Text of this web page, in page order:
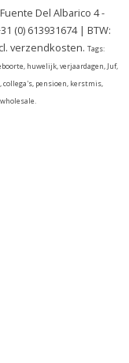
Del Albarico 4 -
(0) 613931674 | BTW:
verzendkosten. Tags:
huwelijk, verjaardagen, Juf,
collega's, pensioen, kerstmis,